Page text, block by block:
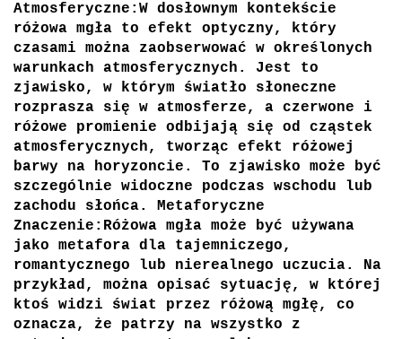
Atmosferyczne: W dosłownym kontekście
różowa mgła to efekt optyczny, który
czasami można zaobserwować w określonych
warunkach atmosferycznych. Jest to
zjawisko, w którym światło słoneczne
rozprasza się w atmosferze, a czerwone i
różowe promienie odbijają się od cząstek
atmosferycznych, tworząc efekt różowej
barwy na horyzoncie. To zjawisko może być
szczególnie widoczne podczas wschodu lub
zachodu słońca. Metaforyczne
Znaczenie: Różowa mgła może być używana
jako metafora dla tajemniczego,
romantycznego lub nierealnego uczucia. Na
przykład, można opisać sytuację, w której
ktoś widzi świat przez różową mgłę, co
oznacza, że patrzy na wszystko z